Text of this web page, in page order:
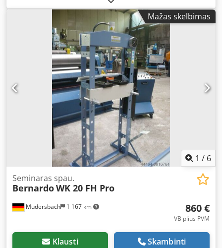
Drilling capacity in cast iron: 40 mm Tapping capacity up
to: M16 Throat depth: 210 - 550 mm Spindle head swivel
range: 90° Spindle speeds: (8) 115 - 1750 rpm Spindle
taper: ISO 40 Quill stroke: 125 mm Table size: 800 x 240
mm T-slot width: 16 mm Table tilting: -45° to +45° Distance
spindle/table: 120 - 375 mm Longitudinal travel (x): 375
mm Cross travel (y): 175 mm Vertical travel (z): 255 mm
Motor output S1 100%: 0.85 / 1.5 kW Motor input S6 40%:
1.1 / 2.2 kW Machine dimensions (W x D x H): 1300 x 1400 x
2100 mm Weight approx.: 750 kg Scope of supply • 3-axis
digital readout i200 with LCD display • Drawbar spindle
M16 • LED machine lamp • Coolant system • Adapter ISO
40/MK 3 • Adapter ISO 40/B18 • Reducing sleeve MK 3/2
Crodped Du Tlofx Agtsf • Height-adjustable safety guard •
Powered milling table feed on x-axis • Powered milling
table feed on y-axis
Mažas skelbimas
1 / 6
Mudersbach 1 167 km
Seminaras spau.
BernardoWK 20 FH Pro
860 €
VB plius PVM
Klausti Skambinti